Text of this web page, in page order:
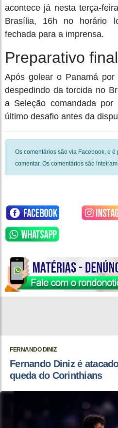
acontece já nesta terça-
Brasília, 16h no horário
fechada para a imprensa.
Preparativo final
Após golear o Panamá
despedindo da torcida no
a Seleção comandada
último desafio antes da
Os comentários são via Facebook, e
comentar. Os comentários são
FERNANDO DINIZ
Fernando Diniz é
queda do Corinthians